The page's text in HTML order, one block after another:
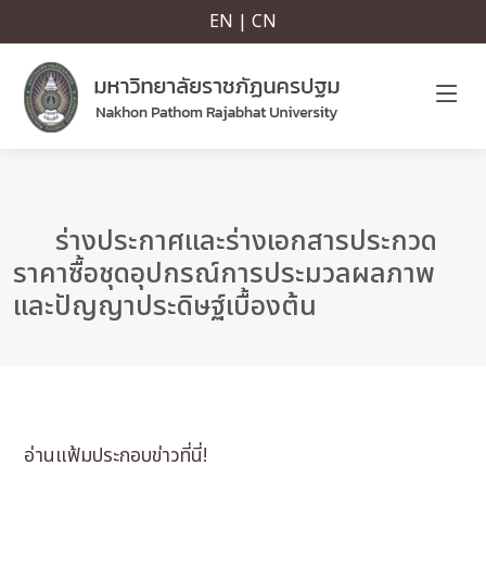
EN | CN
ร่างประกาศและร่างเอกสารประกวด
ราคาซื้อชุดอุปกรณ์การประมวลผลภาพ
และปัญญาประดิษฐ์เบื้องต้น
อ่านแฟ้มประกอบข่าวที่นี่!